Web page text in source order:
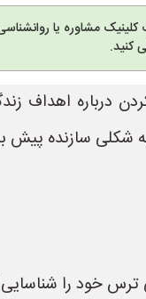
مشاوره یا
کنید.
اهداف
شکلی سازنده پیش
خود را